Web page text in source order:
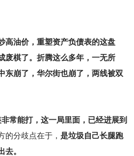
高油价，重塑资产负债表的这盘
废棋了。折腾这么多年，一无所
东崩了，华尔街也崩了，两线被双
常能打，这一局里面，已经进展到
的分歧点在于， 是垃圾自己长腿跑
去。